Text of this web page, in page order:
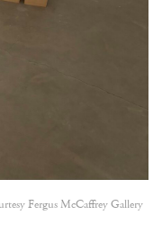
Fergus McCaffrey Gallery